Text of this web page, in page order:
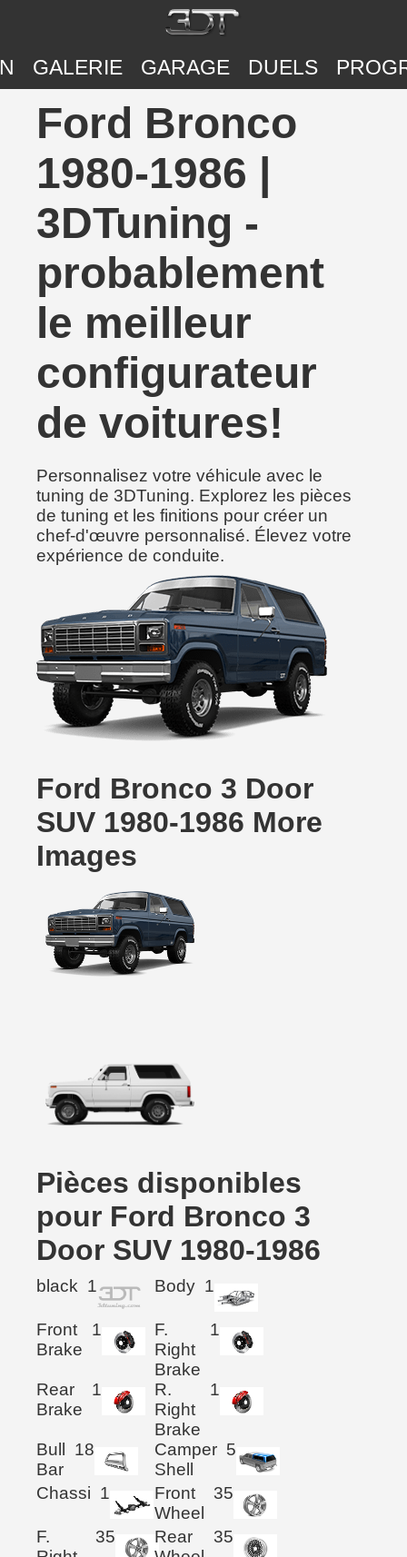
GALERIE GARAGE DUELS
Ford Bronco
1980-1986 |
3DTuning -
probablement
le meilleur
configurateur
de voitures!
Personnalisez votre véhicule avec le
tuning de 3DTuning. Explorez les pièces
de tuning et les finitions pour créer un
chef-d'œuvre personnalisé. Élevez votre
expérience de conduite.
Ford Bronco 3 Door
SUV 1980-1986 More
Images
Pièces disponibles
pour Ford Bronco 3
Door SUV 1980-1986
black 1 Body 1
Front
Brake
1
F.
Right
Brake
1
Rear
Brake
1
R.
Right
Brake
1
Bull
Bar
18
Camper
Shell
5
Chassi 1
Front
Wheel
35
F.
35
Rear
35